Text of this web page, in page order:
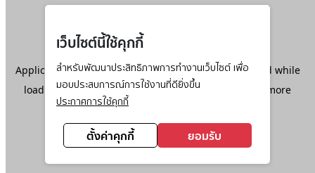
เว็บไซต์นี้ใช้คุกกี้
สำหรับพัฒนาประสิทธิภาพการทำงานเว็บไซต์ เพื่อ
มอบประสบการณ์การใช้งานที่ดียิ่งขึ้น
ประกาศการใช้คุกกี้
ตั้งค่าคุกกี้ ยอมรับ
Application error: aclient-side exception has occurred while
loadingwww.ktc.co.th(see the browser console
for more
information).